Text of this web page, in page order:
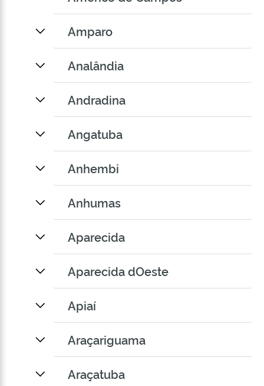
Amparo
Analândia
Andradina
Angatuba
Anhembi
Anhumas
Aparecida
Aparecida dOeste
Apiaí
Araçariguama
Araçatuba